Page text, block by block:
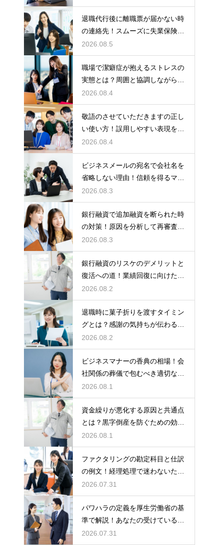
退職代行後に離職票が届かない時
の連絡先！スムーズに失業保険を
もらう術
2026.08.5
職場で潔癖症が抱えるストレスの
実態とは？周囲と協調しながら快
適に働く術
2026.08.4
敬語のさせていただきますの正し
い使い方！誤用しやすい表現を理
解する術
2026.08.4
ビジネスメールの宛名で会社名を
省略しない理由！信頼を得るマナ
ー
2026.08.3
銀行融資で追加融資を断られた時
の対策！原因を分析して再審査を
狙う
2026.08.3
銀行融資のリスケのデメリットと
復活への道！業績回復に向けた事
業計画
2026.08.2
退職時に菓子折りを渡すタイミン
グとは？感謝の気持ちが伝わる正
しいマナー
2026.08.2
ビジネスマナーの香典の相場！会
社関係の葬儀で包むべき適切な金
額の目安
2026.08.1
資金繰りが悪化する原因と共通点
とは？黒字倒産を防ぐための効果
的な対策
2026.08.1
ファクタリングの勘定科目と仕訳
の例文！経理処理で迷わないため
の知識
2026.07.31
パワハラの定義を厚生労働省の基
準で解説！あなたの受けている行
為は該当する？
2026.07.31